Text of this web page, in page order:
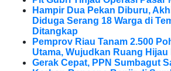
Hampir Dua Pekan Diburu,
Diduga Serang 18 Warga di
Ditangkap
Pemprov Riau Tanam 2.500
Utama, Wujudkan Ruang
Gerak Cepat, PPN Sumbagut